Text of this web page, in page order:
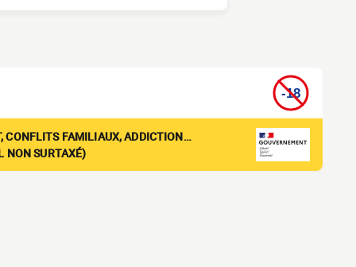
CONFLITS FAMILIAUX, ADDICTION…
NON SURTAXÉ)